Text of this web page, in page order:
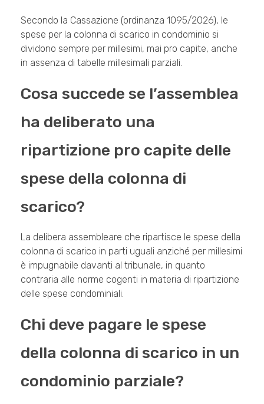
Secondo la Cassazione (ordinanza 1095/2026), le
spese per la colonna di scarico in condominio si
dividono sempre per millesimi, mai pro capite, anche
in assenza di tabelle millesimali parziali.
Cosa succede se l’assemblea
ha deliberato una
ripartizione pro capite delle
spese della colonna di
scarico?
La delibera assembleare che ripartisce le spese della
colonna di scarico in parti uguali anziché per millesimi
è impugnabile davanti al tribunale, in quanto
contraria alle norme cogenti in materia di ripartizione
delle spese condominiali.
Chi deve pagare le spese
della colonna di scarico in un
condominio parziale?